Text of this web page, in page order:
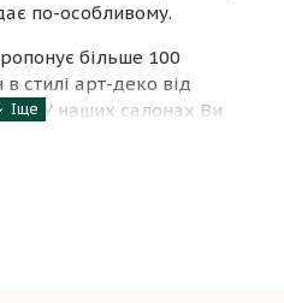
по-особливому.
більше 100
стилі арт-деко від
У наших салонах Ви